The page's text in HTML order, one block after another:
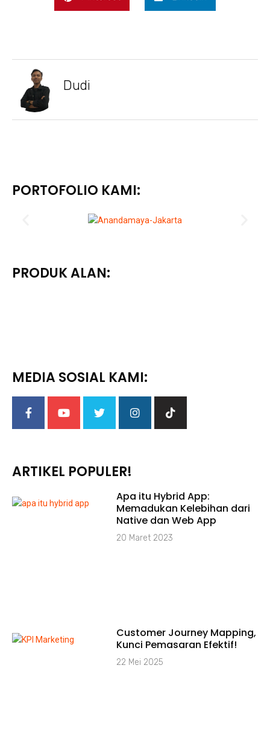
Dudi
PORTOFOLIO KAMI:
PRODUK ALAN:
MEDIA SOSIAL KAMI:
ARTIKEL POPULER!
Apa itu Hybrid App:
Memadukan Kelebihan dari
Native dan Web App
20 Maret 2023
Customer Journey Mapping,
Kunci Pemasaran Efektif!
22 Mei 2025